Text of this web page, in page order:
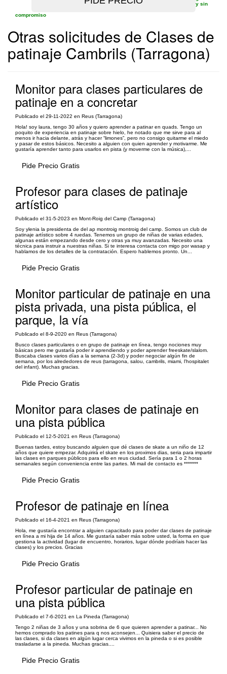
y sin
compromiso
Otras solicitudes de Clases de
patinaje Cambrils (Tarragona)
Monitor para clases particulares de
patinaje en a concretar
Publicado el 29-11-2022 en Reus (Tarragona)
Hola! soy laura, tengo 30 años y quiero aprender a patinar en quads. Tengo un
poquito de experiencia en patinaje sobre hielo, he notado que me sirve para al
menos ir hacia delante, atrás y hacer “limones”, pero no consigo quitarme el miedo
y pasar de estos básicos. Necesito a alguien con quien aprender y motivarme. Me
gustaría aprender tanto para usarlos en pista (y moverme con la música),...
Pide Precio Gratis
Profesor para clases de patinaje
artístico
Publicado el 31-5-2023 en Mont-Roig del Camp (Tarragona)
Soy ylenia la presidenta de del ap montroig montroig del camp. Somos un club de
patinaje artístico sobre 4 ruedas. Tenemos un grupo de niñas de varias edades,
algunas están empezando desde cero y otras ya muy avanzadas. Necesito una
técnica para instruir a nuestras niñas. Si te interesa contacta con migo por wasap y
hablamos de los detalles de la contratación. Espero hablemos pronto. Un...
Pide Precio Gratis
Monitor particular de patinaje en una
pista privada, una pista pública, el
parque, la vía
Publicado el 8-9-2020 en Reus (Tarragona)
Busco clases particulares o en grupo de patinaje en línea, tengo nociones muy
básicas pero me gustaría poder ir aprendiendo y poder aprender freeskate/slalom.
Buscaba clases varios días a la semana (2-3d) y poder negociar algún fin de
semana, por los alrededores de reus (tarragona, salou, cambrils, miami, l'hospitalet
del infant). Muchas gracias.
Pide Precio Gratis
Monitor para clases de patinaje en
una pista pública
Publicado el 12-5-2021 en Reus (Tarragona)
Buenas tardes, estoy buscando alguien que dé clases de skate a un niño de 12
años que quiere empezar. Adquirirá el skate en los proximos dias, seria para impartir
las clases en parques públicos para ello en reus ciudad. Sería para 1 o 2 horas
semanales según conveniencia entre las partes. Mi mail de contacto es *******
Pide Precio Gratis
Profesor de patinaje en línea
Publicado el 16-4-2021 en Reus (Tarragona)
Hola, me gustaría encontrar a alguien capacitado para poder dar clases de patinaje
en línea a mi hija de 14 años. Me gustaría saber más sobre usted, la forma en que
gestiona la actividad (lugar de encuentro, horarios, lugar dónde podríais hacer las
clases) y los precios. Gracias
Pide Precio Gratis
Profesor particular de patinaje en
una pista pública
Publicado el 7-6-2021 en La Pineda (Tarragona)
Tengo 2 niñas de 3 años y una sobrina de 6 que quieren aprender a patinar... No
hemos comprado los patines para q nos aconsejen... Quisiera saber el precio de
las clases, si da clases en algún lugar cerca vivimos en la pineda o si es posible
trasladarse a la pineda. Muchas gracias....
Pide Precio Gratis